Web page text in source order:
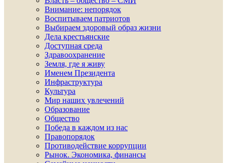
Внимание: непорядок
Воспитываем патриотов
Выбираем здоровый образ жизни
Дела крестьянские
Доступная среда
Здравоохранение
Земля, где я живу
Именем Президента
Инфраструктура
Культура
Мир наших увлечений
Образование
Общество
Победа в каждом из нас
Правопорядок
Противодействие коррупции
Рынок. Экономика, финансы